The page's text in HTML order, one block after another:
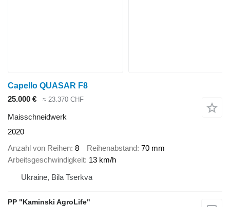
Capello QUASAR F8
25.000 €
≈ 23.370 CHF
Maisschneidwerk
2020
Anzahl von Reihen 8 Reihenabstand 70 mm
Arbeitsgeschwindigkeit 13 km/h
Ukraine, Bila Tserkva
PP "Kaminski AgroLife"